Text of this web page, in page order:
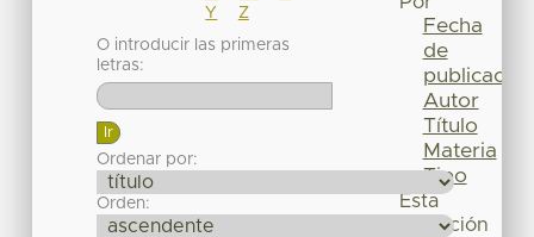
Y
Z
O introducir las primeras
letras:
Ordenar por:
Orden:
Fecha
de
publicación
Autor
Título
Materia
Tipo
Esta
colección